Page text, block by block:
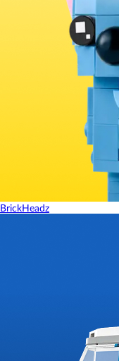
BrickHeadz